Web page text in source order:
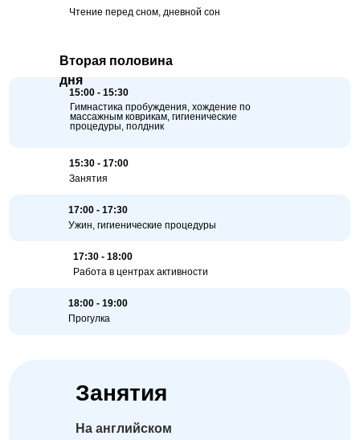
Вторая половина
дня
18:00 - 19:00
17:30 - 18:00
17:00 - 17:30
15:30 - 17:00
15:00 - 15:30
Прогулка
Работа в центрах активности
Ужин, гигиенические процедуры
Занятия
Гимнастика пробуждения, хождение по
массажным коврикам, гигиенические
процедуры, полдник
Чтение перед сном, дневной сон
На английском
Занятия